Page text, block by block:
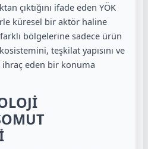
çıktığını ifade eden YÖK
küresel bir aktör haline
bölgelerine sadece ürün
teşkilat yapısını ve
eden bir konuma